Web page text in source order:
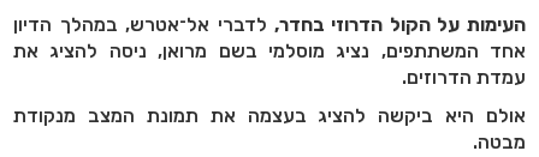
העימות על הקול הדרוזי בחדר,לדברי אל־אטרש, במהלך הדיון
אחד המשתתפים, נציג מוסלמי בשם מרואן, ניסה להציג את
עמדת הדרוזים.
אולם היא ביקשה להציג בעצמה את תמונת המצב מנקודת
מבטה.